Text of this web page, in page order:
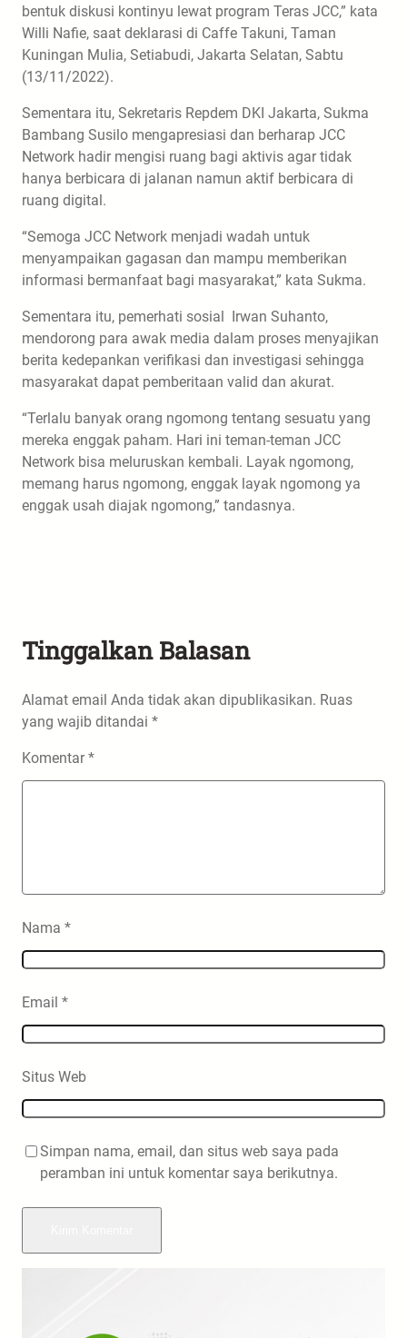
bentuk diskusi kontinyu lewat program Teras JCC,” kata
Willi Nafie, saat deklarasi di Caffe Takuni, Taman
Kuningan Mulia, Setiabudi, Jakarta Selatan, Sabtu
(13/11/2022).
Sementara itu, Sekretaris Repdem DKI Jakarta, Sukma
Bambang Susilo mengapresiasi dan berharap JCC
Network hadir mengisi ruang bagi aktivis agar tidak
hanya berbicara di jalanan namun aktif berbicara di
ruang digital.
“Semoga JCC Network menjadi wadah untuk
menyampaikan gagasan dan mampu memberikan
informasi bermanfaat bagi masyarakat,” kata Sukma.
Sementara itu, pemerhati sosial Irwan Suhanto,
mendorong para awak media dalam proses menyajikan
berita kedepankan verifikasi dan investigasi sehingga
masyarakat dapat pemberitaan valid dan akurat.
“Terlalu banyak orang ngomong tentang sesuatu yang
mereka enggak paham. Hari ini teman-teman JCC
Network bisa meluruskan kembali. Layak ngomong,
memang harus ngomong, enggak layak ngomong ya
enggak usah diajak ngomong,” tandasnya.
Tinggalkan Balasan
Alamat email Anda tidak akan dipublikasikan. Ruas
yang wajib ditandai *
Komentar*
Nama *
Email *
Situs Web
Simpan nama, email, dan situs web saya pada
peramban ini untuk komentar saya berikutnya.